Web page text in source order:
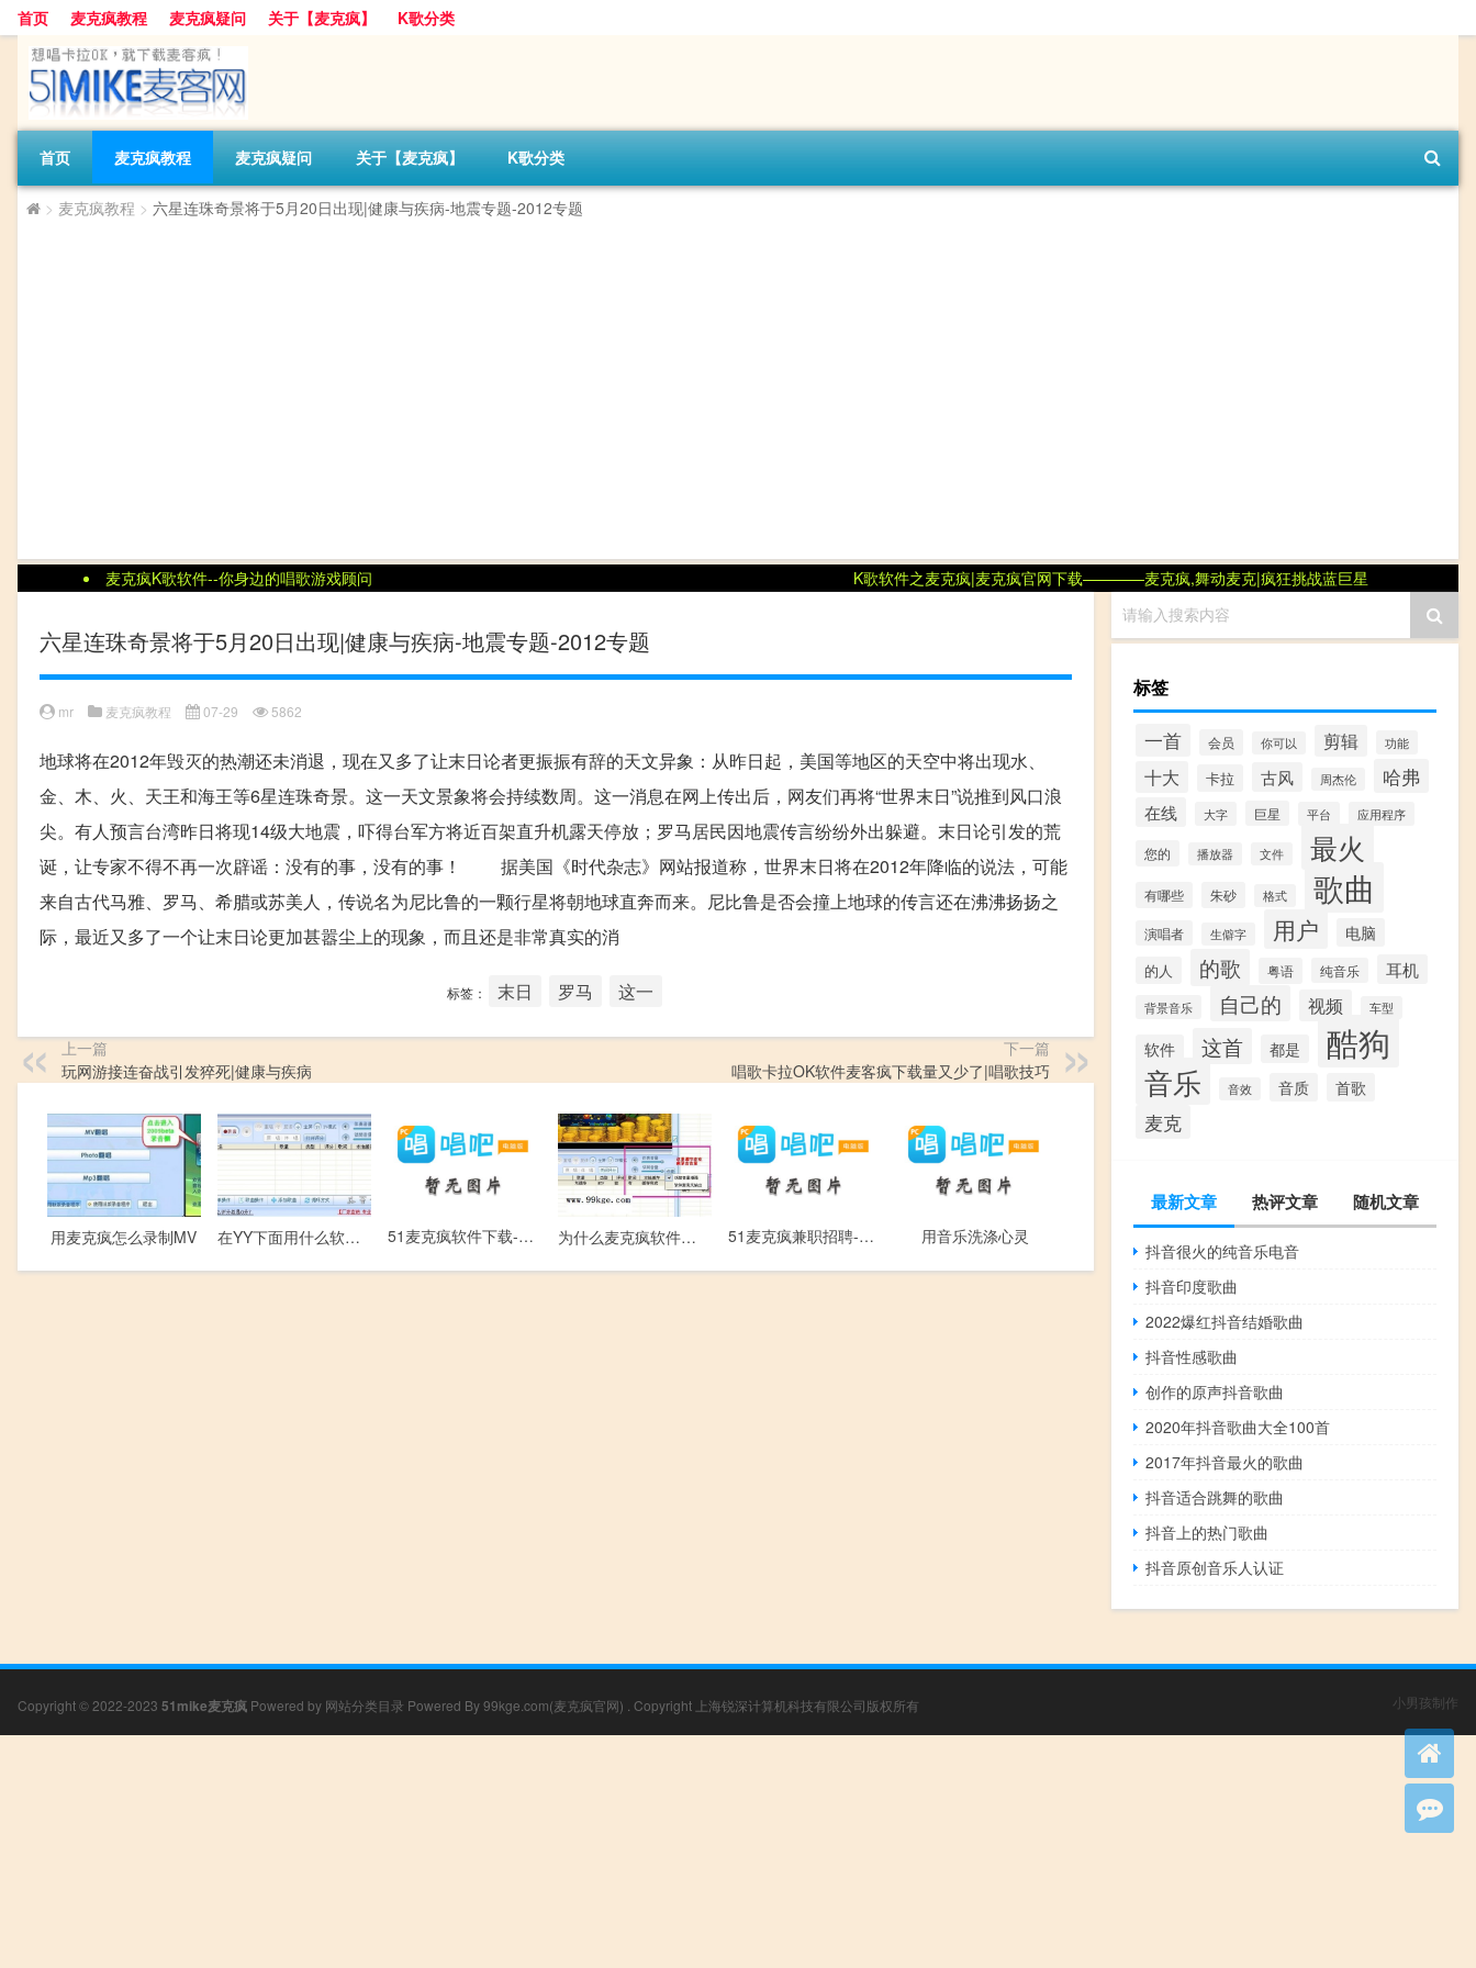
首页 麦克疯教程 麦克疯疑问 关于【麦克疯】 K歌分类
首页 麦克疯教程 麦克疯疑问 关于【麦克疯】 K歌分类
> 麦克疯教程 > 六星连珠奇景将于5月20日出现|健康与疾病-地震专题-2012专题
麦克疯K歌软件--你身边的唱歌游戏顾问 K歌软件之麦克疯|麦克疯官网下载————麦克疯,舞动麦克|疯狂挑战蓝巨星
六星连珠奇景将于5月20日出现|健康与疾病-地震专题-2012专题
mr 麦克疯教程 07-29 5862
地球将在2012年毁灭的热潮还未消退，现在又多了让末日论者更振振有辞的天文异象：从昨日起，美国等地区的天空中将出现水、
金、木、火、天王和海王等6星连珠奇景。这一天文景象将会持续数周。这一消息在网上传出后，网友们再将“世界末日”说推到风口浪
尖。有人预言台湾昨日将现14级大地震，吓得台军方将近百架直升机露天停放；罗马居民因地震传言纷纷外出躲避。末日论引发的荒
诞，让专家不得不再一次辟谣：没有的事，没有的事！ 据美国《时代杂志》网站报道称，世界末日将在2012年降临的说法，可能
来自古代马雅、罗马、希腊或苏美人，传说名为尼比鲁的一颗行星将朝地球直奔而来。尼比鲁是否会撞上地球的传言还在沸沸扬扬之
际，最近又多了一个让末日论更加甚嚣尘上的现象，而且还是非常真实的消
标签： 末日 罗马 这一
上一篇
玩网游接连奋战引发猝死|健康与疾病
下一篇
唱歌卡拉OK软件麦客疯下载量又少了|唱歌技巧
用麦克疯怎么录制MV 在YY下面用什么软件唱歌比较好？(强力推荐) 51麦克疯软件下载-免费录歌在线k歌 为什么麦克疯软件录音声音很小，怎么调大声音？ 51麦克疯兼职招聘-日薪可支付宝转账 用音乐洗涤心灵
请输入搜索内容
标签
一首 会员 你可以 剪辑 功能
十大 卡拉 古风 周杰伦 哈弗
在线 大字 巨星 平台 应用程序
您的 播放器 文件 最火
有哪些 朱砂 格式 歌曲
演唱者 生僻字 用户 电脑
的人 的歌 粤语 纯音乐 耳机
背景音乐 自己的 视频 车型
软件 这首 都是 酷狗
音乐 音效 音质 首歌
麦克
最新文章 热评文章 随机文章
抖音很火的纯音乐电音
抖音印度歌曲
2022爆红抖音结婚歌曲
抖音性感歌曲
创作的原声抖音歌曲
2020年抖音歌曲大全100首
2017年抖音最火的歌曲
抖音适合跳舞的歌曲
抖音上的热门歌曲
抖音原创音乐人认证
Copyright © 2022-2023 51mike麦克疯 Powered by 网站分类目录 Powered By 99kge.com(麦克疯官网) . Copyright 上海锐深计算机科技有限公司版权所有 小男孩制作